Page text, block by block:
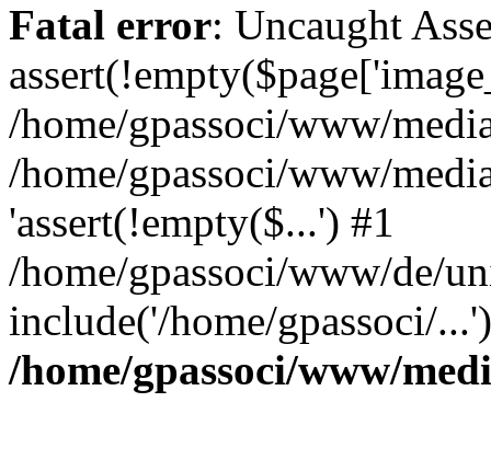
Fatal error: Uncaught
/home/gpassoci/www/
/home/gpassoci/www/
'assert(!empty($...') #1
/home/gpassoci/www/de/
include('/home/gpassoci/
/home/gpassoci/www/